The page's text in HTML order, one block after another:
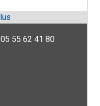
05 55 62 41 80